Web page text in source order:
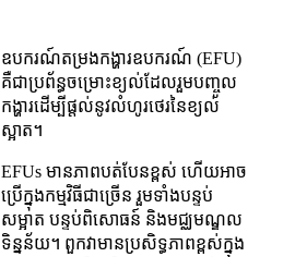
ឧបករណ៍តម្រងកង្ហារឧបករណ៍ (EFU)
គឺជាប្រព័ន្ធចម្រោះខ្យល់ដែលរួមបញ្ចូល
កង្ហារដើម្បីផ្តល់នូវលំហូរថេរនៃខ្យល់
ស្អាត។
EFUs មានភាពបត់បែនខ្ពស់ ហើយអាច
ប្រើក្នុងកម្មវិធីជាច្រើន រួមទាំងបន្ទប់
សម្អាត បន្ទប់ពិសោធន៍ និងមជ្ឈមណ្ឌល
ទិន្នន័យ។ ពួកវាមានប្រសិទ្ធភាពខ្ពស់ក្នុង